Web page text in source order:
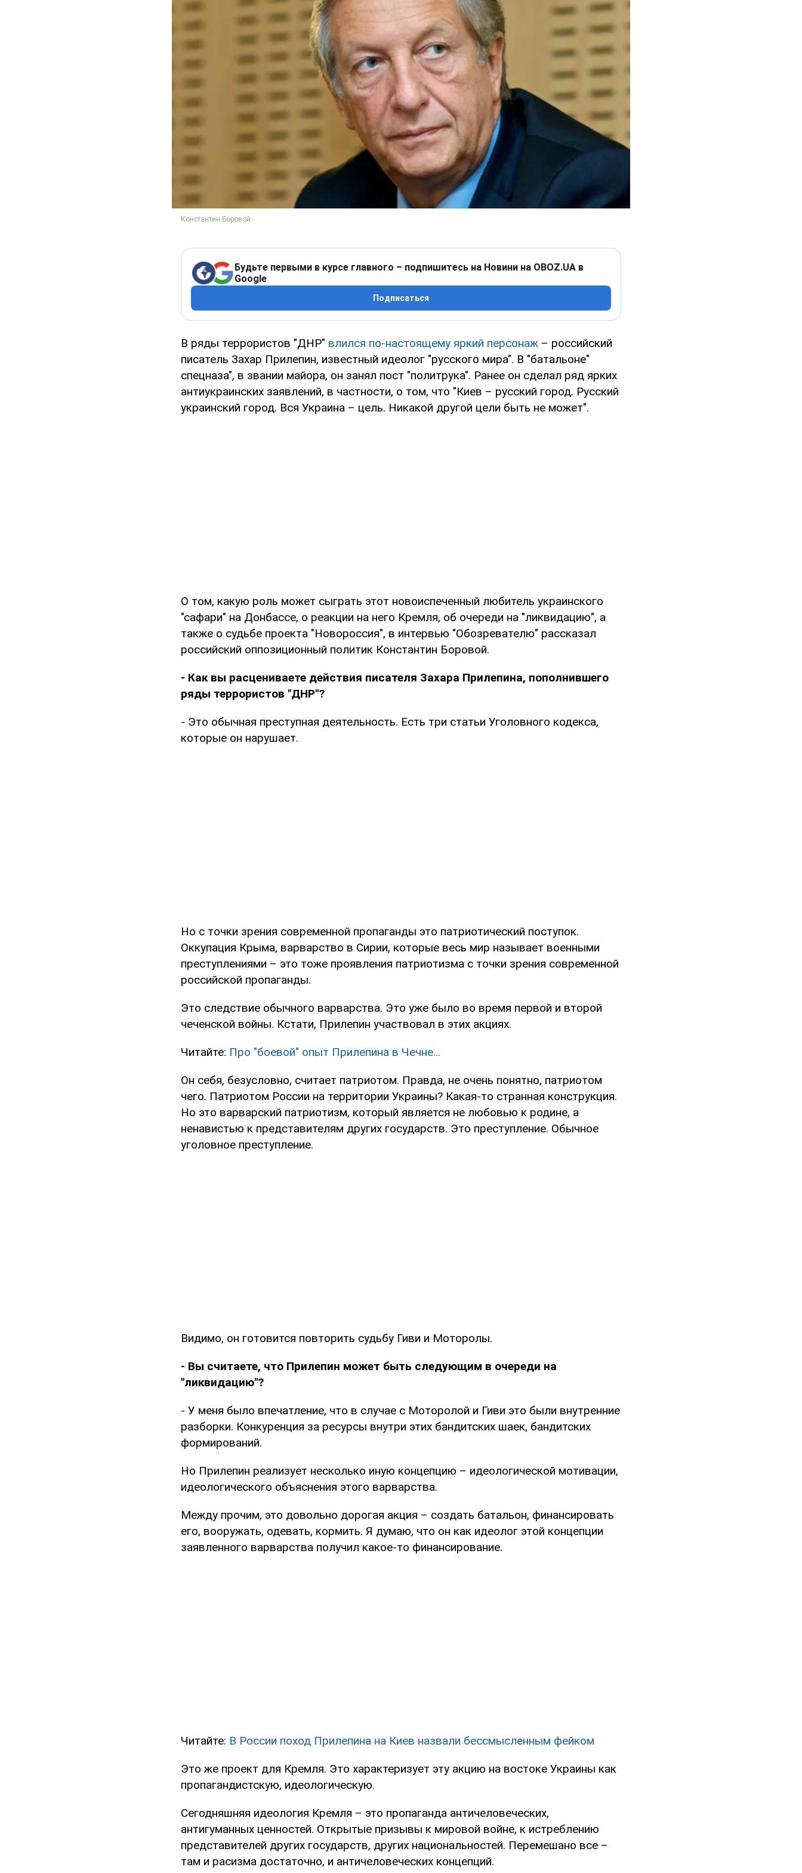
Будьте первыми в курсе главного – подпишитесь на Новини на OBOZ.UA в
Google
Подписаться
В ряды террористов "ДНР" влился по-настоящему яркий персонаж – российский
писатель Захар Прилепин, известный идеолог "русского мира". В "батальоне"
спецназа", в звании майора, он занял пост "политрука". Ранее он сделал ряд ярких
антиукраинских заявлений, в частности, о том, что "Киев – русский город. Русский
украинский город. Вся Украина – цель. Никакой другой цели быть не может".
О том, какую роль может сыграть этот новоиспеченный любитель украинского
"сафари" на Донбассе, о реакции на него Кремля, об очереди на "ликвидацию", а
также о судьбе проекта "Новороссия", в интервью "Обозревателю" рассказал
российский оппозиционный политик Константин Боровой.
- Как вы расцениваете действия писателя Захара Прилепина, пополнившего
ряды террористов "ДНР"?
- Это обычная преступная деятельность. Есть три статьи Уголовного кодекса,
которые он нарушает.
Но с точки зрения современной пропаганды это патриотический поступок.
Оккупация Крыма, варварство в Сирии, которые весь мир называет военными
преступлениями – это тоже проявления патриотизма с точки зрения современной
российской пропаганды.
Это следствие обычного варварства. Это уже было во время первой и второй
чеченской войны. Кстати, Прилепин участвовал в этих акциях.
Читайте: Про "боевой" опыт Прилепина в Чечне...
Он себя, безусловно, считает патриотом. Правда, не очень понятно, патриотом
чего. Патриотом России на территории Украины? Какая-то странная конструкция.
Но это варварский патриотизм, который является не любовью к родине, а
ненавистью к представителям других государств. Это преступление. Обычное
уголовное преступление.
Видимо, он готовится повторить судьбу Гиви и Моторолы.
- Вы считаете, что Прилепин может быть следующим в очереди на
"ликвидацию"?
- У меня было впечатление, что в случае с Моторолой и Гиви это были внутренние
разборки. Конкуренция за ресурсы внутри этих бандитских шаек, бандитских
формирований.
Но Прилепин реализует несколько иную концепцию – идеологической мотивации,
идеологического объяснения этого варварства.
Между прочим, это довольно дорогая акция – создать батальон, финансировать
его, вооружать, одевать, кормить. Я думаю, что он как идеолог этой концепции
заявленного варварства получил какое-то финансирование.
Читайте: В России поход Прилепина на Киев назвали бессмысленным фейком
Это же проект для Кремля. Это характеризует эту акцию на востоке Украины как
пропагандистскую, идеологическую.
Сегодняшняя идеология Кремля – это пропаганда античеловеческих,
антигуманных ценностей. Открытые призывы к мировой войне, к истреблению
представителей других государств, других национальностей. Перемешано все –
там и расизма достаточно, и античеловеческих концепций.